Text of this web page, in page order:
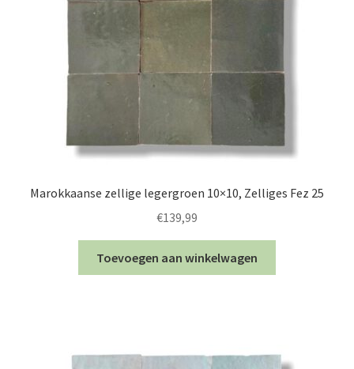
Marokkaanse zellige legergroen 10×10, Zelliges Fez 25
€139,99
Toevoegen aan winkelwagen